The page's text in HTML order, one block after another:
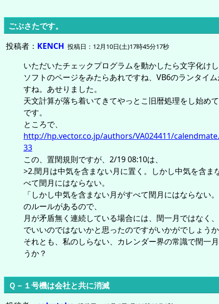
ごぶさたです。
投稿者： KENCH 投稿日：12月10日(土)17時45分17秒
いただいたチェックプログラムを動かしたら文字化け
ソフトのページをみたらあれですね、VB6のランタイ
すね。あせりました。
天文計算が落ち着いてきてやっとこ旧暦処理をし始め
です。
ところで、
http://hp.vector.co.jp/authors/VA024411/
33
この、置閏規則ですが、2/19 08:10は、
>2.閏月は中気を含まない月に置く。しかし中気を含ま
べて閏月にはならない。
「しかし中気を含まない月がすべて閏月にはならない
のルールがあるので、
月が矛盾無く連続している場合には、閏一月ではなく
でいいのではないかと思ったのですがいかがでしょう
それとも、私のしらない、カレンダー界の常識で閏一
うか？
Ｑ－１号機は会社と共に消滅